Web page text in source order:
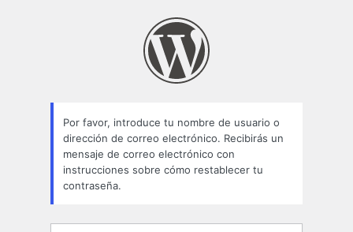
Por favor, introduce tu nombre de usuario o
dirección de correo electrónico. Recibirás un
mensaje de correo electrónico con
instrucciones sobre cómo restablecer tu
contraseña.